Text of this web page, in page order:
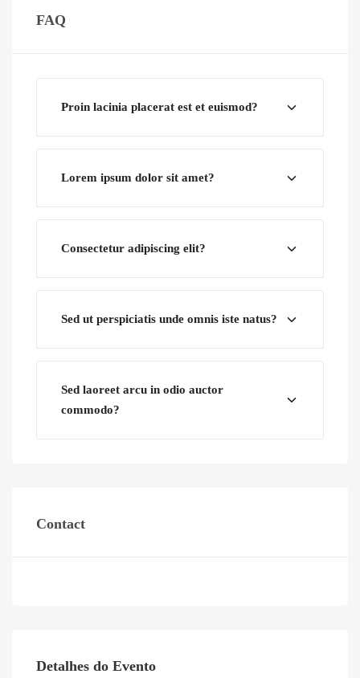
FAQ
Proin lacinia placerat est et euismod?
Lorem ipsum dolor sit amet?
Consectetur adipiscing elit?
Sed ut perspiciatis unde omnis iste natus?
Sed laoreet arcu in odio auctor
commodo?
Contact
Detalhes do Evento